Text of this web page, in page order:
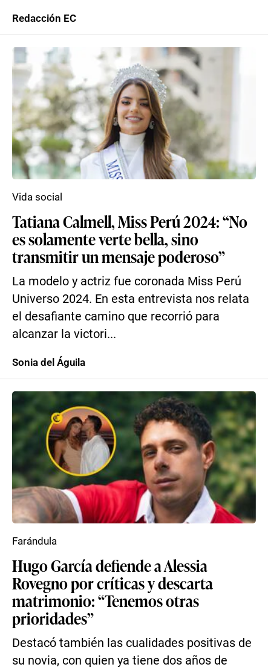
Redacción EC
Tatiana Calmell, Miss Perú 2024: “No
es solamente verte bella, sino
transmitir un mensaje poderoso”
La modelo y actriz fue coronada Miss Perú
Universo 2024. En esta entrevista nos relata
el desafiante camino que recorrió para
alcanzar la victori...
Vida social
Sonia del Águila
Hugo García defiende a Alessia
Rovegno por críticas y descarta
matrimonio: “Tenemos otras
prioridades”
Destacó también las cualidades positivas de
su novia, con quien ya tiene dos años de
Farándula